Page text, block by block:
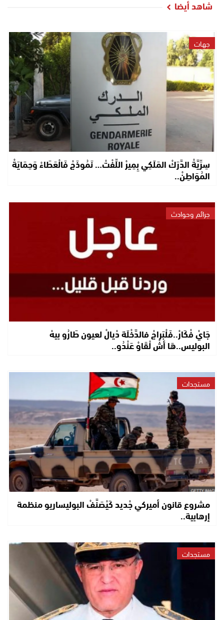
شاهد أيضا
جهات
سِرِّيَّةْ الدَّرَكْ المَلَكِي بِمِيرْ اللِّفْتْ… نَمُوذَجْ فَالْعَطَاءْ وَحِمَايَةْ
المُوَاطِنْ..
جرائم وحوادث
جَايْ فْكَارْ..فَلْبَراجْ فالدَّخْلَة دْيالْ لعيون طَارُو بيهْ
البوليس..هَا أشْ لْقَاوْ عَنْدُو..
مستجدات
مشروع قانون أميركي جْديد كَيْصَنَّفْ البوليساريو منظمة
إرهابية..
مستجدات